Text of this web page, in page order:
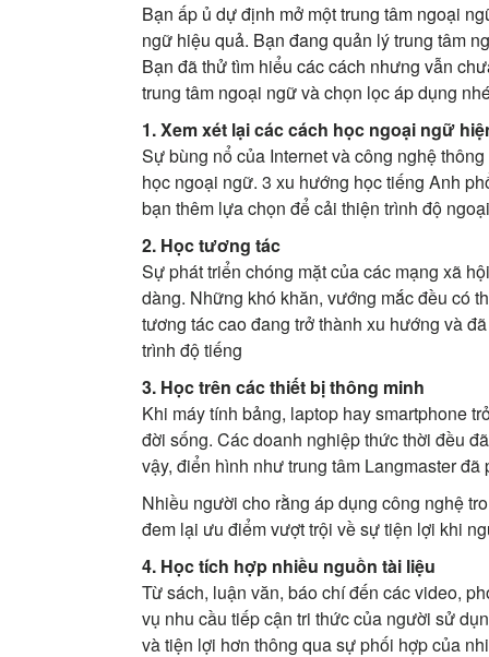
Bạn ấp ủ dự định mở một trung tâm ngoại
ngữ hiệu quả. Bạn đang quản lý trung tâm
Bạn đã thử tìm hiểu các cách nhưng vẫn
trung tâm ngoại ngữ và chọn lọc áp dụng
1. Xem xét lại các cách học ngoại ngữ
Sự bùng nổ của Internet và công nghệ
học ngoại ngữ. 3 xu hướng học tiếng Anh
bạn thêm lựa chọn để cải thiện trình độ
2. Học tương tác
Sự phát triển chóng mặt của các mạng xã
dàng. Những khó khăn, vướng mắc đều có
tương tác cao đang trở thành xu hướng và
trình độ tiếng
3. Học trên các thiết bị thông minh
Khi máy tính bảng, laptop hay smartphone
đời sống. Các doanh nghiệp thức thời đều
vậy, điển hình như trung tâm Langmaster
Nhiều người cho rằng áp dụng công nghệ
đem lại ưu điểm vượt trội về sự tiện lợi khi
4. Học tích hợp nhiều nguồn tài liệu
Từ sách, luận văn, báo chí đến các video,
vụ nhu cầu tiếp cận tri thức của người sử
và tiện lợi hơn thông qua sự phối hợp của